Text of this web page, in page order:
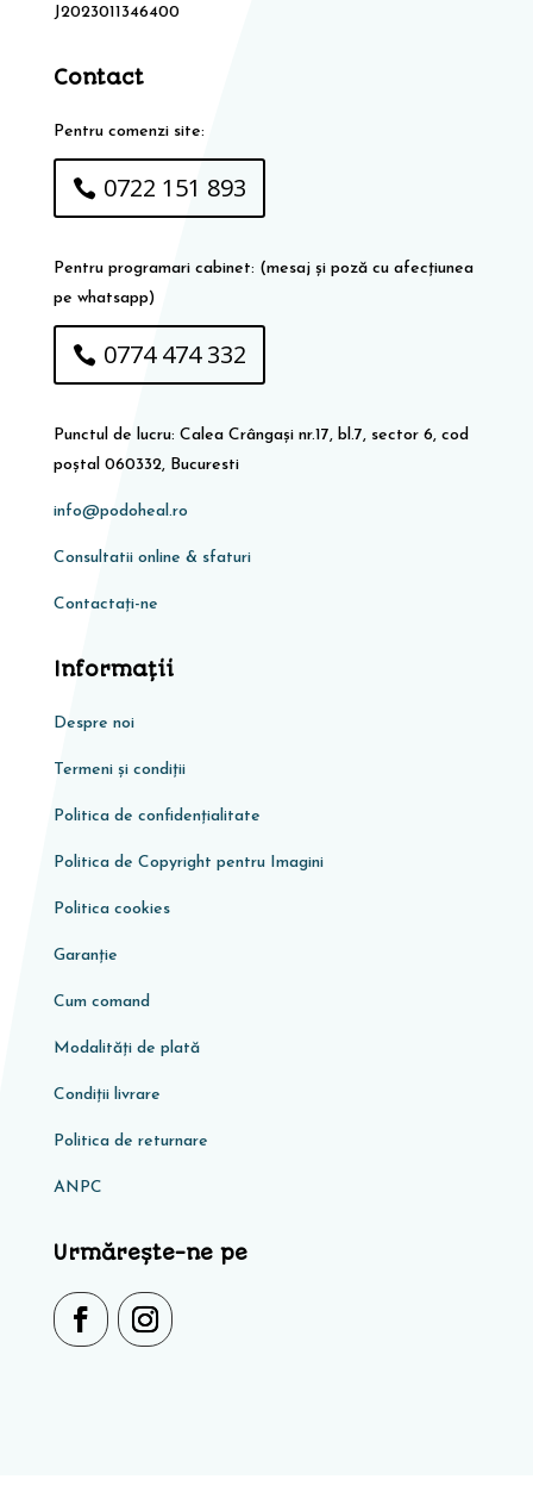
J2023011346400
Contact
Pentru comenzi site:
0722 151 893
Pentru programari cabinet: (mesaj și poză cu afecțiunea
pe whatsapp)
0774 474 332
Punctul de lucru: Calea Crângași nr.17, bl.7, sector 6, cod
poștal 060332, Bucuresti
info@podoheal.ro
Consultatii online & sfaturi
Contactați-ne
Informaţii
Despre noi
Termeni și condiții
Politica de confidențialitate
Politica de Copyright pentru Imagini
Politica cookies
Garanţie
Cum comand
Modalități de plată
Condiţii livrare
Politica de returnare
ANPC
Urmărește-ne pe